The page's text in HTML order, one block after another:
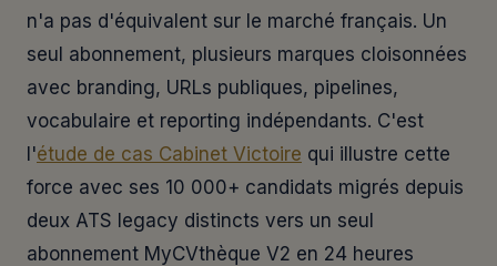
n'a pas d'équivalent sur le marché français. Un
seul abonnement, plusieurs marques cloisonnées
avec branding, URLs publiques, pipelines,
vocabulaire et reporting indépendants. C'est
l'étude de cas Cabinet Victoire qui illustre cette
force avec ses 10 000+ candidats migrés depuis
deux ATS legacy distincts vers un seul
abonnement MyCVthèque V2 en 24 heures